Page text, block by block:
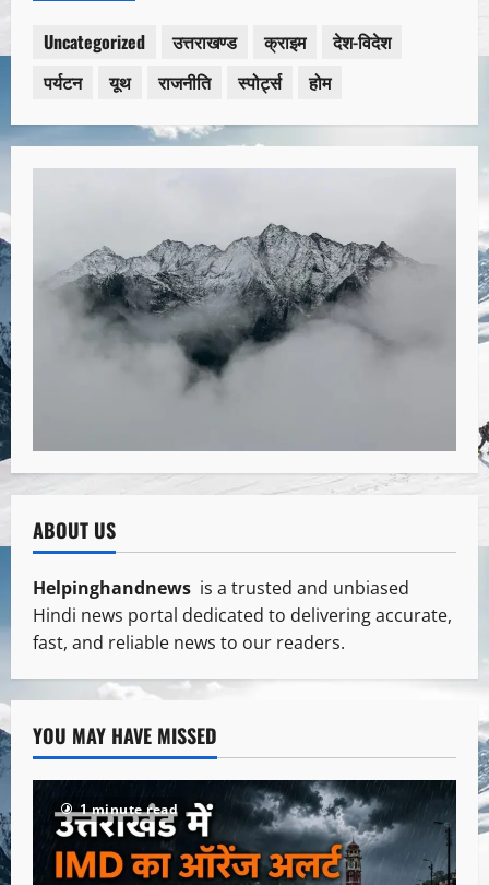
Uncategorized उत्तराखण्ड क्राइम
देश-विदेश
पर्यटन
यूथ राजनीति स्पोर्ट्स होम
ABOUT US
Helpinghandnews is a trusted and unbiased
Hindi news portal dedicated to delivering accurate,
fast, and reliable news to our readers.
YOU MAY HAVE MISSED
1 minute read